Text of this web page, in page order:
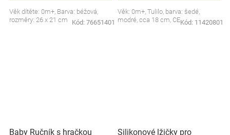
Věk dítěte: 0m+, Barva: béžová,
rozměry: 26 x 21 cm
Kód: 76651401
Věk: 0m+, Tulilo, barva: šedé,
modré, cca 18 cm, CEKód: 11420801
Baby Ručník s hračkou
Silikonové lžičky pro